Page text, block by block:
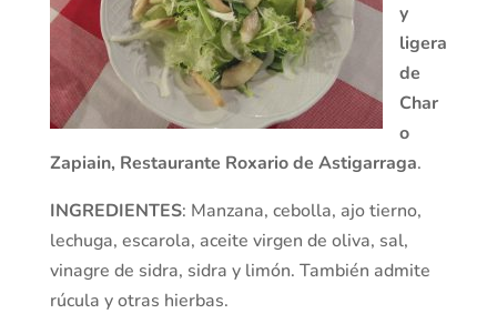
y
ligera
de
Char
o
Zapiain, Restaurante Roxario de Astigarraga.
INGREDIENTES: Manzana, cebolla, ajo tierno,
lechuga, escarola, aceite virgen de oliva, sal,
vinagre de sidra, sidra y limón. También admite
rúcula y otras hierbas.